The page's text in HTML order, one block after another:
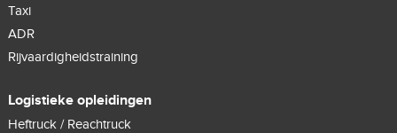
Taxi
ADR
Rijvaardigheidstraining
Logistieke opleidingen
Heftruck / Reachtruck